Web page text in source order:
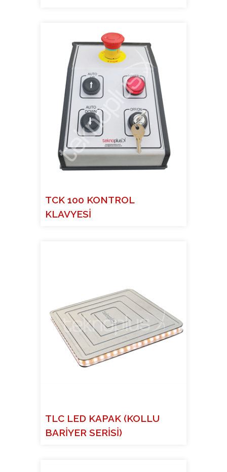
TCK 100 KONTROL
KLAVYESİ
TLC LED KAPAK (KOLLU
BARİYER SERİSİ)